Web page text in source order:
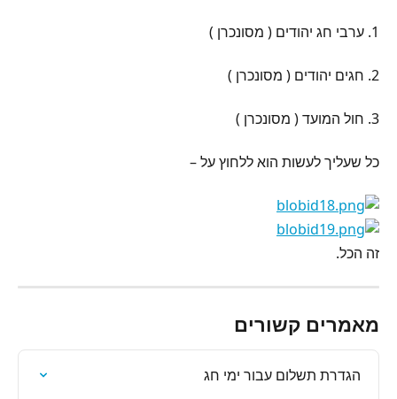
1. ערבי חג יהודים ( מסונכרן )
2. חגים יהודים ( מסונכרן )
3. חול המועד ( מסונכרן )
כל שעליך לעשות הוא ללחוץ על –
זה הכל.
מאמרים קשורים
הגדרת תשלום עבור ימי חג